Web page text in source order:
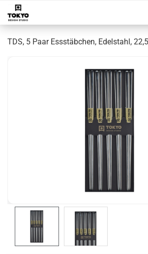
TDS, 5 Paar Essstäbchen, Edelstahl,